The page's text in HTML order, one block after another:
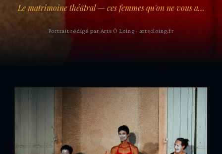
Le matrimoine théâtral — ces femmes qu'on ne vous a…
Portrait rédigé par Arts Ô Loing · artsoloing.fr